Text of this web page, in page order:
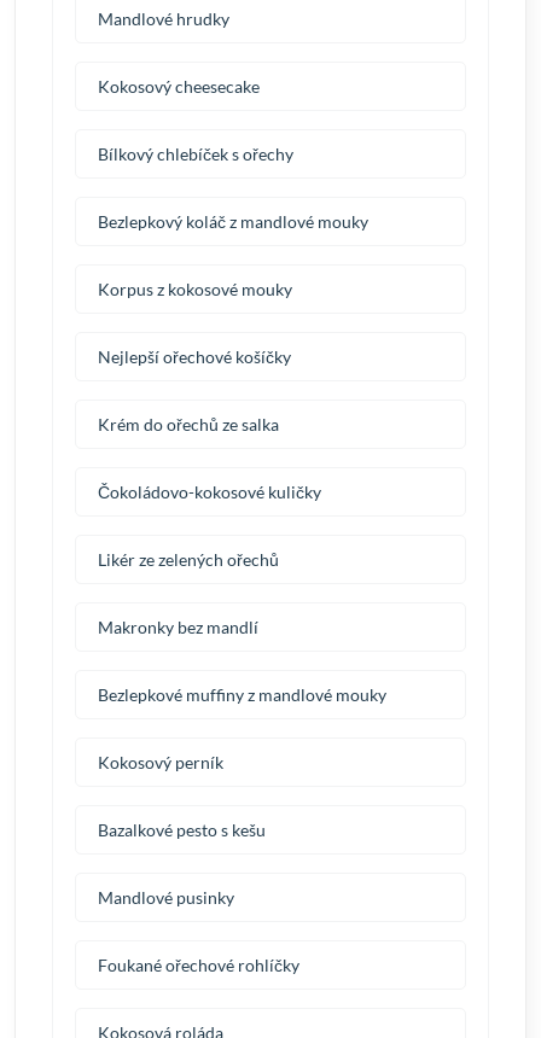
Mandlové hrudky
Kokosový cheesecake
Bílkový chlebíček s ořechy
Bezlepkový koláč z mandlové mouky
Korpus z kokosové mouky
Nejlepší ořechové košíčky
Krém do ořechů ze salka
Čokoládovo-kokosové kuličky
Likér ze zelených ořechů
Makronky bez mandlí
Bezlepkové muffiny z mandlové mouky
Kokosový perník
Bazalkové pesto s kešu
Mandlové pusinky
Foukané ořechové rohlíčky
Kokosová roláda